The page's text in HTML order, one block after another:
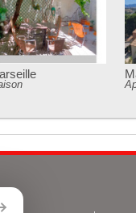
Marseille